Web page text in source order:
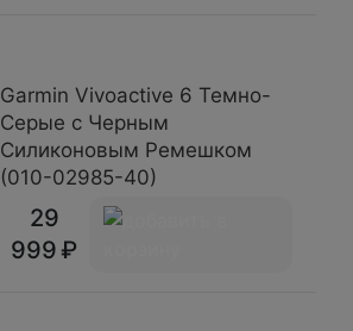
Garmin Vivoactive 6 Темно-
Серые с Черным
Силиконовым Ремешком
(010-02985-40)
29
999